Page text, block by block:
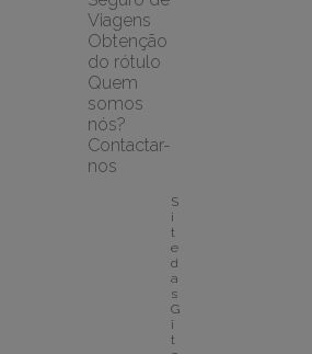
Viagens
Obtenção
do rótulo
Quem
somos
nós?
Contactar-
nos
S
i
t
e
d
a
s
G
î
t